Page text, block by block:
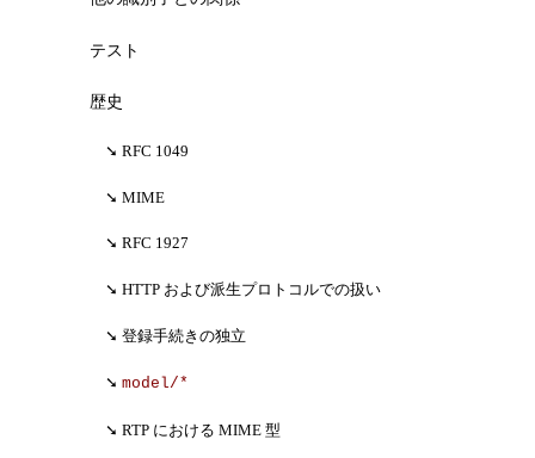
テスト
歴史
RFC 1049
MIME
RFC 1927
HTTP および派生プロトコルでの扱い
登録手続きの独立
model/*
RTP における MIME 型